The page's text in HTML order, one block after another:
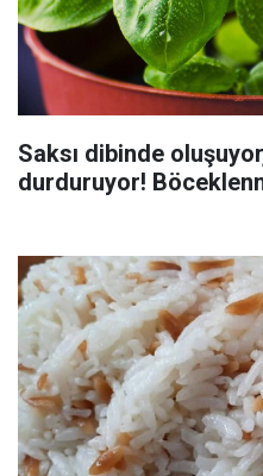
Saksı dibinde
durduruyor!